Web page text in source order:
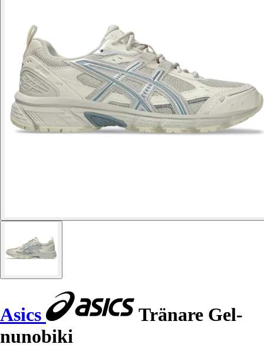
Asics
Tränare Gel-
nunobiki